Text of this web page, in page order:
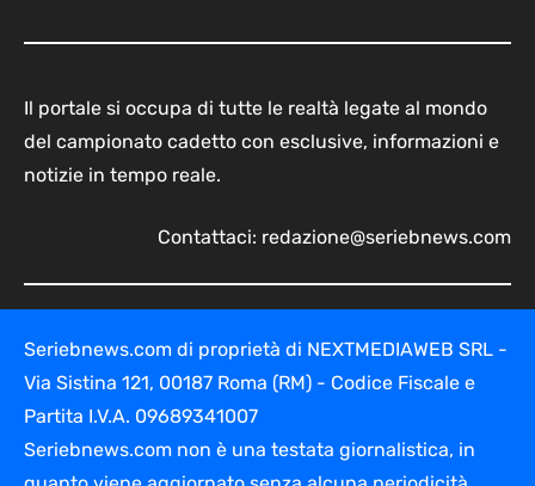
Il portale si occupa di tutte le realtà legate al mondo
del campionato cadetto con esclusive, informazioni e
notizie in tempo reale.
Contattaci: redazione@seriebnews.com
Seriebnews.com di proprietà di NEXTMEDIAWEB SRL -
Via Sistina 121, 00187 Roma (RM) - Codice Fiscale e
Partita I.V.A. 09689341007
Seriebnews.com non è una testata giornalistica, in